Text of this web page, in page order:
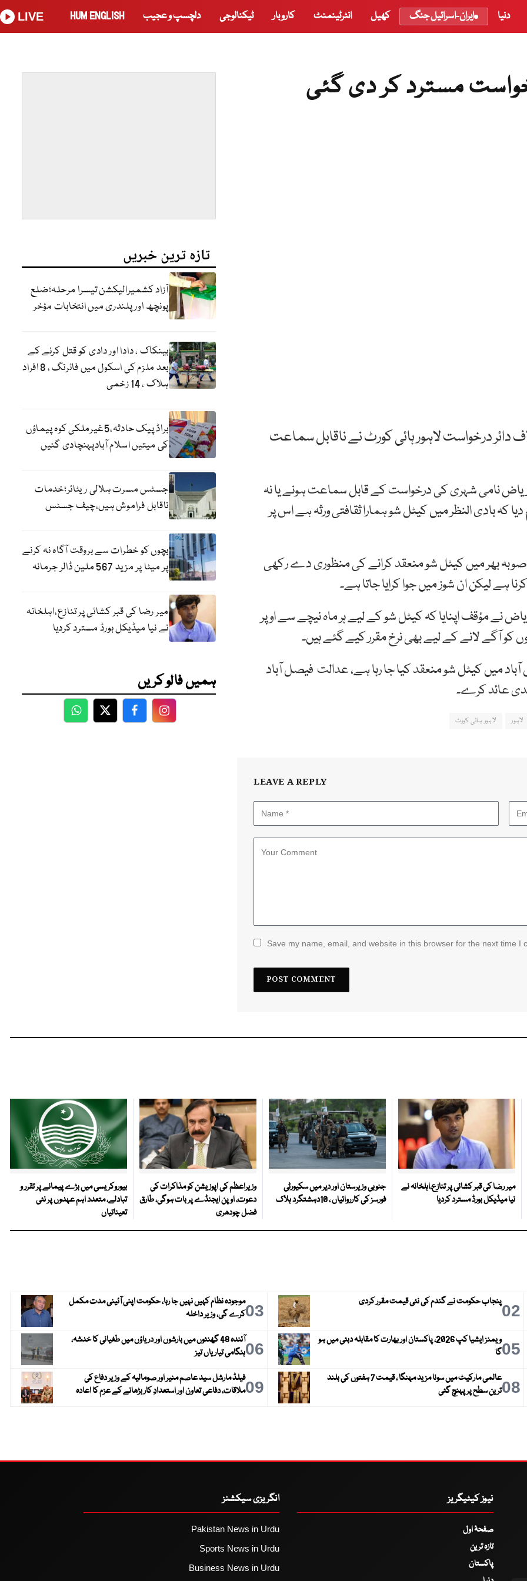
دنیا ایران-اسرائیل جنگ کھیل انٹرٹینمنٹ کاروبار ٹیکنالوجی دلچسپ و عجیب HUM ENGLISH
LIVE
مسترد کر دی گئی
دائر درخواست لاہور ہائی کورٹ نے ناقابل سماعت
نامی شہری کی درخواست کے قابل سماعت ہونے یا نہ
بادی النظر میں کیٹل شو ہمارا ثقافتی ورثہ ہے اس پر
صوبہ بھر میں کیٹل شو منعقد کرانے کی منظوری دے رکھی
لیکن ان شوز میں جوا کرایا جاتا ہے۔
نے مؤقف اپنایا کہ کیٹل شو کے لیے ہر ماہ نیچے سے اوپر
کو آگے لانے کے لیے بھی نرخ مقرر کیے گئے ہیں۔
تھی کہ 10 اگست کو فیصل آباد میں کیٹل شو منعقد کیا جا رہا ہے، عدالت فیصل آباد
عائد کرے۔
لاہور لاہور ہائی کورٹ
LEAVE A REPLY
Save my name, email, and website in this browser for the next time I
تازہ ترین خبریں
آزاد کشمیرالیکشن تیسرا مرحلہ؛ضلع
پونچھ اور پلندری میں انتخابات مؤخر
بینکاک ، دادا اور دادی کو قتل کرنے کے
بعد ملزم کی اسکول میں فائرنگ ، 8 افراد
ہلاک ، 14 زخمی
براڈ پیک حادثہ،5غیرملکی کوہ پیماؤں
کی میتیں اسلام آبادپہنچادی گئیں
جسٹس مسرت ہلالی ریٹائر؛خدمات
ناقابل فراموش ہیں،چیف جسٹس
بچوں کو خطرات سے بروقت آگاہ نہ کرنے
پر میٹا پر مزید 567 ملین ڈالر جرمانہ
میر رضا کی قبر کشائی پر تنازع،اہلخانہ
نے نیا میڈیکل بورڈ مسترد کردیا
ہمیں فالو کریں
WhatsApp
TwitterFacebookFacebook
میر رضا کی قبر کشائی پر تنازع،اہلخانہ نے
نیا میڈیکل بورڈ مسترد کردیا
جنوبی وزیرستان اور دیر میں سکیورٹی
فورسز کی کارروائیاں ، 10دہشتگرد ہلاک
وزیراعظم کی اپوزیشن کو مذاکرات کی
دعوت، اوپن ایجنڈے پر بات ہوگی، طارق
فضل چودھری
بیوروکریسی میں بڑے پیمانے پر تقرر و
تبادلے، متعدد اہم عہدوں پر نئی
تعیناتیاں
02پنجاب حکومت نے گندم کی نئی قیمت مقرر کردی 03موجودہ نظام کہیں نہیں جا رہا، حکومت اپنی آئینی مدت مکمل
کرے گی، وزیر داخلہ
05
ویمنز ایشیا کپ 2026، پاکستان اور بھارت کا مقابلہ دبئی میں ہو
گا
06
آئندہ 48 گھنٹوں میں بارشوں اور دریاؤں میں طغیانی کا خدشہ،
ہنگامی تیاریاں تیز
08
عالمی مارکیٹ میں سونا مزید مہنگا ، قیمت 7 ہفتوں کی بلند
ترین سطح پر پہنچ گئی
09فیلڈ مارشل سید عاصم منیر اور صومالیہ کے وزیر دفاع کی
ملاقات، دفاعی تعاون اور استعدادِ کار بڑھانے کے عزم کا اعادہ
نیوز کیٹیگریز
صفحۂ اول
تازہ ترین
پاکستان
انگریزی سیکشنز
Pakistan News in Urdu
Sports News in Urdu
Business News in Urdu